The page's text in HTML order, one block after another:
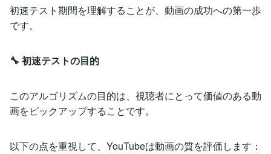
初速テスト期間を理解することが、動画の成功への第一歩
です。
🔧 初速テストの目的
このアルゴリズムの目的は、視聴者にとって価値のある動
画をピックアップすることです。
以下の点を重視して、YouTubeは動画の質を評価します：